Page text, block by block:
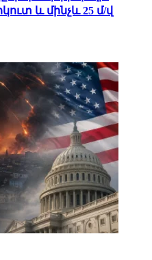
և մինչև 25 մ/վ